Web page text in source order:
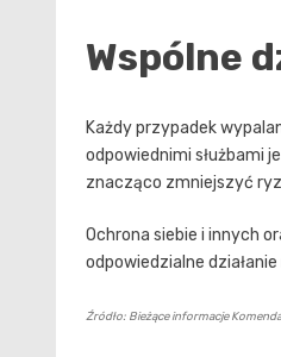
Wspólne
Każdy przypadek
odpowiednimi służbami
znacząco zmniejszyć
Ochrona siebie i innych
odpowiedzialne
Źródło: Bieżące informacje